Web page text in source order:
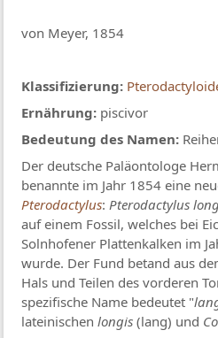
von Meyer, 1854
Klassifizierung:
Ernährung: piscivor
Bedeutung des Namen:
Der deutsche Paläontologe
benannte im Jahr 1854 eine
Pterodactylus:Pterodactylus
auf einem Fossil, welches bei
Solnhofener Plattenkalken im
wurde. Der Fund betand aus
Hals und Teilen des vorderen
spezifische Name bedeutet "
lateinischenlongis (lang) und